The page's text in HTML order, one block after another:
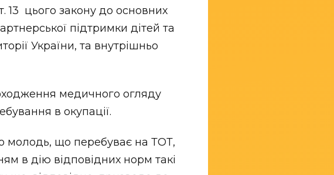
13 цього закону до основних
підтримки дітей та
України, та внутрішньо
медичного огляду
в окупації.
молодь, що перебуває на ТОТ,
в дію відповідних норм такі